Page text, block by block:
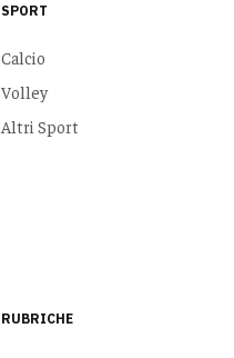
SPORT
Calcio
Volley
Altri Sport
RUBRICHE